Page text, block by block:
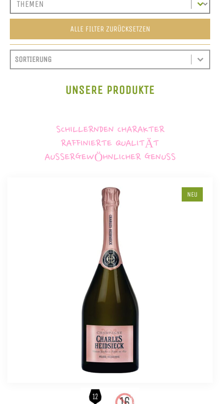
ALLE FILTER ZURÜCKSETZEN
SORTIEREN
SORT CONTENT
SORT CONTENT
UNSERE PRODUKTE
SCHILLERNDEN CHARAKTER
RAFFINIERTE QUALITÄT
AUSSERGEWÖHNLICHER GENUSS
NEU